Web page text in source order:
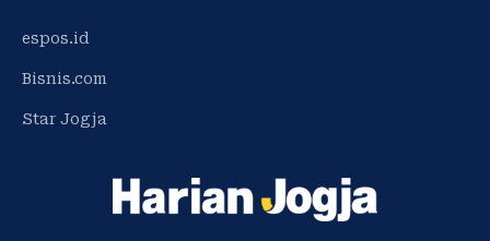
espos.id
Bisnis.com
Star Jogja